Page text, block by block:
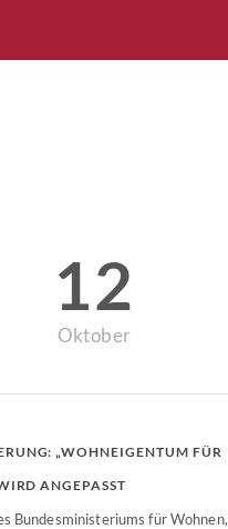
12
Oktober
„WOHNEIGENTUM FÜR
ANGEPASST
Bundesministeriums für Wohnen,